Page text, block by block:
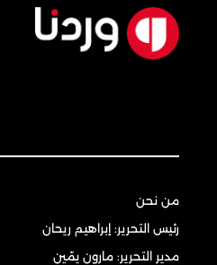
من نحن
رئيس التحرير: إبراهيم ريحان
مدير التحرير: مارون يمّين